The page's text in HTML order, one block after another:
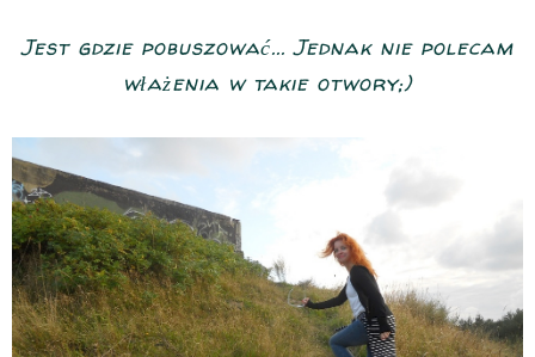
Jest gdzie pobuszować... Jednak nie polecam
włażenia w takie otwory;)